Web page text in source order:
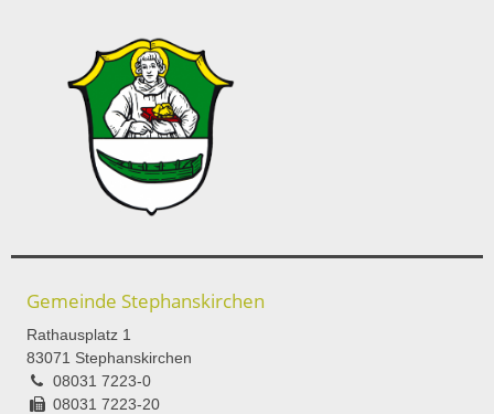
Gemeinde Stephanskirchen
Rathausplatz 1
83071 Stephanskirchen
08031 7223-0
08031 7223-20